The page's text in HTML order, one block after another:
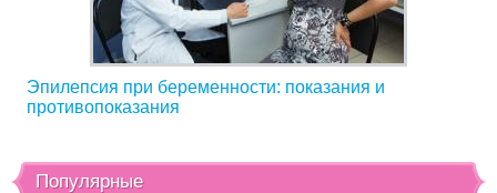
Эпилепсия при беременности: показания и
противопоказания
Популярные